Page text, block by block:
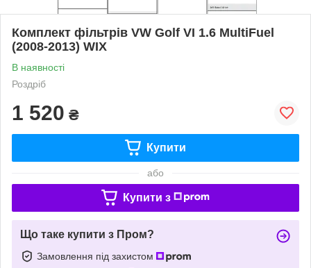
Комплект фільтрів VW Golf VI 1.6 MultiFuel
(2008-2013) WIX
В наявності
Роздріб
1 520 ₴
Купити
або
Купити з
Що таке купити з Пром?
Замовлення під захистом